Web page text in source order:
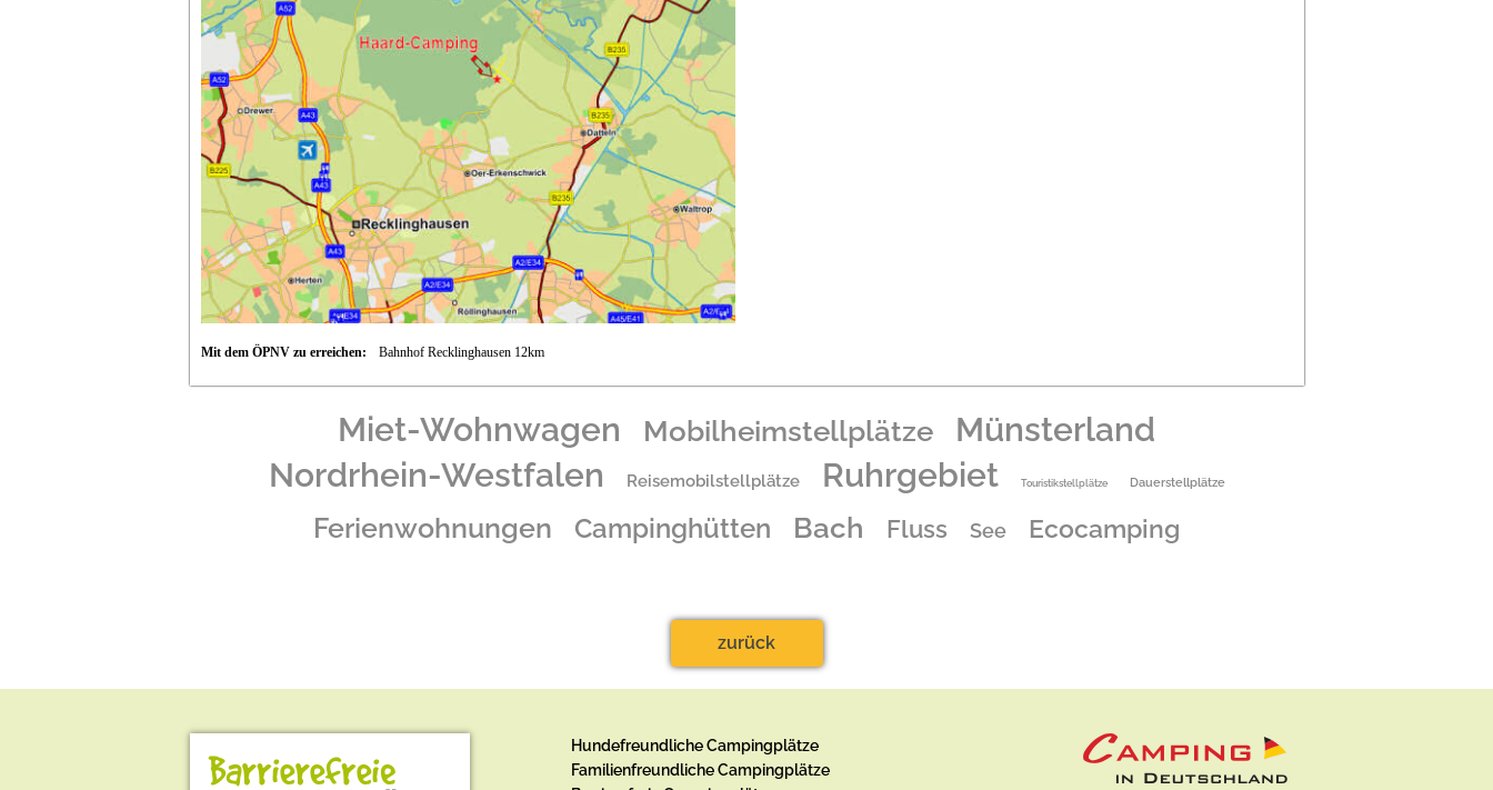
Mit dem ÖPNV zu erreichen: Bahnhof Recklinghausen 12km
Miet-Wohnwagen Mobilheimstellplätze
Münsterland
Nordrhein-Westfalen
Reisemobilstellplätze Ruhrgebiet Touristikstellplätze Dauerstellplätze
Ferienwohnungen Campinghütten Bach Fluss See Ecocamping
zurück
Hundefreundliche Campingplätze
Familienfreundliche Campingplätze